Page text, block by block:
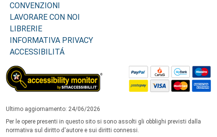
CONVENZIONI
LAVORARE CON NOI
LIBRERIE
INFORMATIVA PRIVACY
ACCESSIBILITÁ
Ultimo aggiornamento: 24/06/2026
Per le opere presenti in questo sito si sono assolti gli obblighi previsti dalla
normativa sul diritto d'autore e sui diritti connessi.